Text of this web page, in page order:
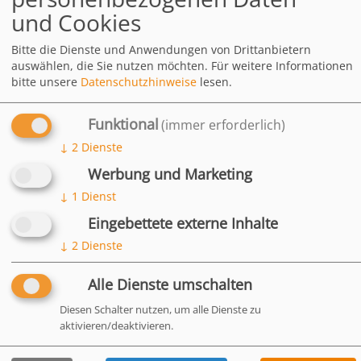
welche dann durch die Tiere
ausgeschieden werden.
Zusammensetzung
und Gehalte (je kg)
HÄUFIG
GESTELLTE
FRAGEN
und Cookies
Bitte die Dienste und Anwendungen von Drittanbietern
auswählen, die Sie nutzen möchten. Für weitere Informationen
bitte unsere Datenschutzhinweise lesen.
Funktional(immer erforderlich)
↓ 2 Dienste
Werbung und Marketing
↓ 1 Dienst
Eingebettete externe Inhalte
↓ 2 Dienste
Alle Dienste umschalten
Diesen Schalter nutzen, um alle Dienste zu
aktivieren/deaktivieren.